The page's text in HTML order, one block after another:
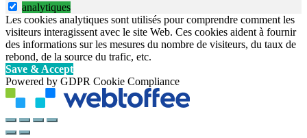
analytiques
Les cookies analytiques sont utilisés pour comprendre comment les
visiteurs interagissent avec le site Web. Ces cookies aident à fournir
des informations sur les mesures du nombre de visiteurs, du taux de
rebond, de la source du trafic, etc.
Save & Accept
Powered by GDPR Cookie Compliance